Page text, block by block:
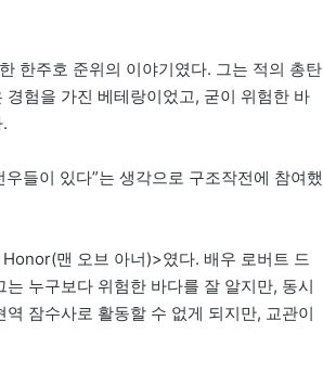
한주호 준위의 이야기였다. 그는 적의 총탄
험을 가진 베테랑이었고, 굳이 위험한 바
들이 있다”는 생각으로 구조작전에 참여했
맨 오브 아너)>였다. 배우 로버트 드
누구보다 위험한 바다를 잘 알지만, 동시
잠수사로 활동할 수 없게 되지만, 교관이